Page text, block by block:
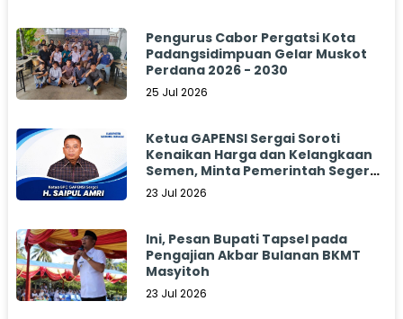
Pengurus Cabor Pergatsi Kota
Padangsidimpuan Gelar Muskot
Perdana 2026 - 2030
25 Jul 2026
Ketua GAPENSI Sergai Soroti
Kenaikan Harga dan Kelangkaan
Semen, Minta Pemerintah Segera
Bertindak
23 Jul 2026
Ini, Pesan Bupati Tapsel pada
Pengajian Akbar Bulanan BKMT
Masyitoh
23 Jul 2026